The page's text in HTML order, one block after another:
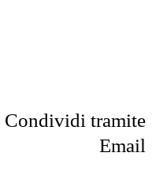
Condividi tramite
Email